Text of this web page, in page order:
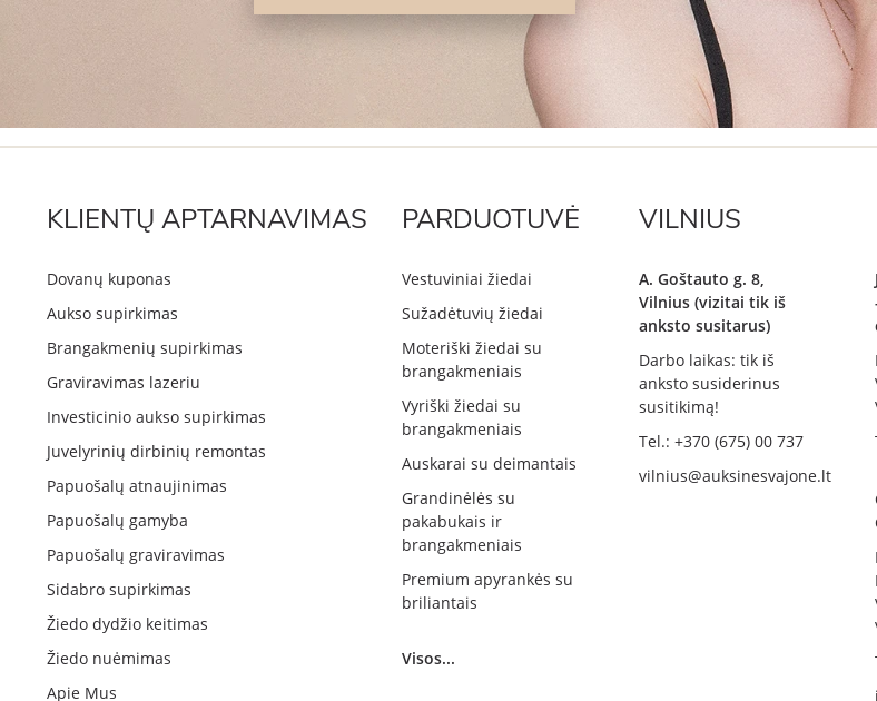
KLIENTŲ APTARNAVIMAS
Dovanų kuponas
Aukso supirkimas
Brangakmenių supirkimas
Graviravimas lazeriu
Investicinio aukso supirkimas
Juvelyrinių dirbinių remontas
Papuošalų atnaujinimas
Papuošalų gamyba
Papuošalų graviravimas
Sidabro supirkimas
Žiedo dydžio keitimas
Žiedo nuėmimas
Apie Mus
PARDUOTUVĖ
Vestuviniai žiedai
Sužadėtuvių žiedai
Moteriški žiedai su
brangakmeniais
Vyriški žiedai su
brangakmeniais
Auskarai su deimantais
Grandinėlės su
pakabukais ir
brangakmeniais
Premium apyrankės su
briliantais
Visos...
VILNIUS
A. Goštauto g. 8,
Vilnius (vizitai tik iš
anksto susitarus)
Darbo laikas: tik iš
anksto susiderinus
susitikimą!
Tel.: +370 (675) 00 737
vilnius@auksinesvajone.lt